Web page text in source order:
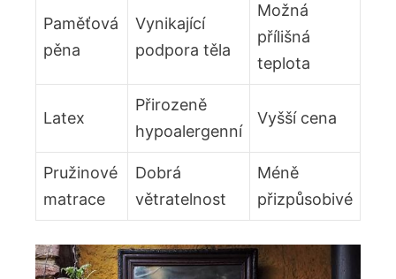
Paměťová
pěna
Vynikající
podpora těla
Možná
přílišná
teplota
Latex
Přirozeně
hypoalergenní
Vyšší cena
Pružinové
matrace
Dobrá
větratelnost
Méně
přizpůsobivé